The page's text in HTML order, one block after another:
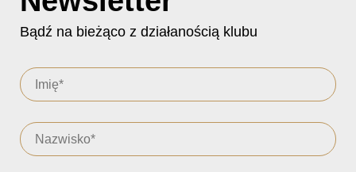
Bądź na bieżąco z działanością klubu